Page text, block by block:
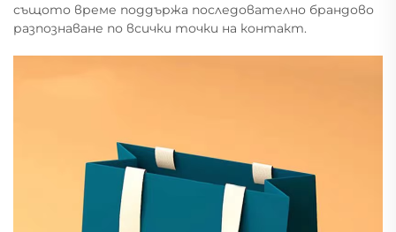
същото време поддържа последователно брандово
разпознаване по всички точки на контакт.